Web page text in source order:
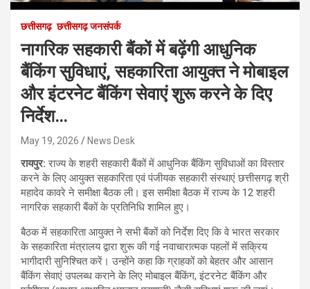
छत्तीसगढ़ छत्तीसगढ़ जनसंपर्क
नागरिक सहकारी बैंकों में बढ़ेंगी आधुनिक
बैंकिंग सुविधाएं, सहकारिता आयुक्त ने मोबाइल
और इंटरनेट बैंकिंग सेवाएं शुरू करने के दिए
निर्देश…
May 19, 2026 News Desk
रायपुर:राज्य के शहरी सहकारी बैंकों में आधुनिक बैंकिंग सुविधाओं का विस्तार
करने के लिए आयुक्त सहकारिता एवं पंजीयक सहकारी संस्थाएं छत्तीसगढ़ श्री
महादेव कावरे ने समीक्षा बैठक ली। इस समीक्षा बैठक में राज्य के 12 शहरी
नागरिक सहकारी बैंकों के प्रतिनिधि शामिल हुए।
बैठक में सहकारिता आयुक्त ने सभी बैंकों को निर्देश दिए कि वे भारत सरकार
के सहकारिता मंत्रालय द्वारा शुरू की गई नवाचारात्मक पहलों में सक्रिय
भागीदारी सुनिश्चित करें। उन्होंने कहा कि ग्राहकों को बेहतर और आसान
बैंकिंग सेवाएं उपलब्ध कराने के लिए मोबाइल बैंकिंग, इंटरनेट बैंकिंग और